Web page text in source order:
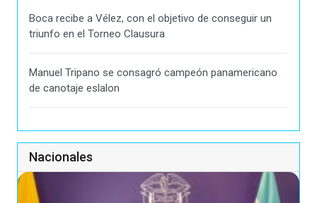
Boca recibe a Vélez, con el objetivo de conseguir un
triunfo en el Torneo Clausura
Manuel Tripano se consagró campeón panamericano
de canotaje eslalon
Nacionales